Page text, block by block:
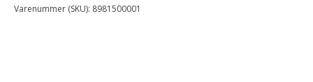
YELLOW
Varenummer (SKU): 8981500001